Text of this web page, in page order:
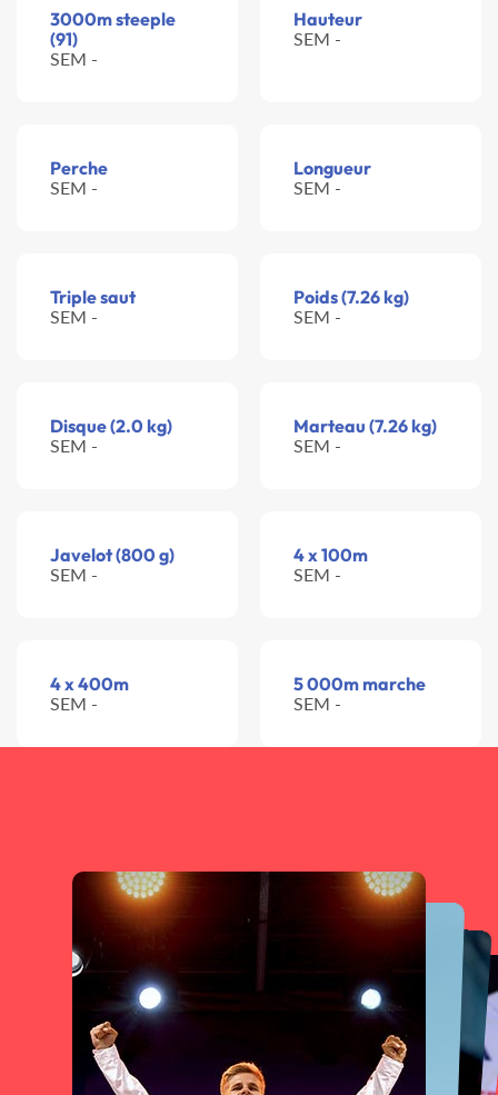
3000m steeple
(91)
SEM -
Hauteur
SEM -
Perche
SEM -
Longueur
SEM -
Triple saut
SEM -
Poids (7.26 kg)
SEM -
Disque (2.0 kg)
SEM -
Marteau (7.26 kg)
SEM -
Javelot (800 g)
SEM -
4 x 100m
SEM -
4 x 400m
SEM -
5 000m marche
SEM -